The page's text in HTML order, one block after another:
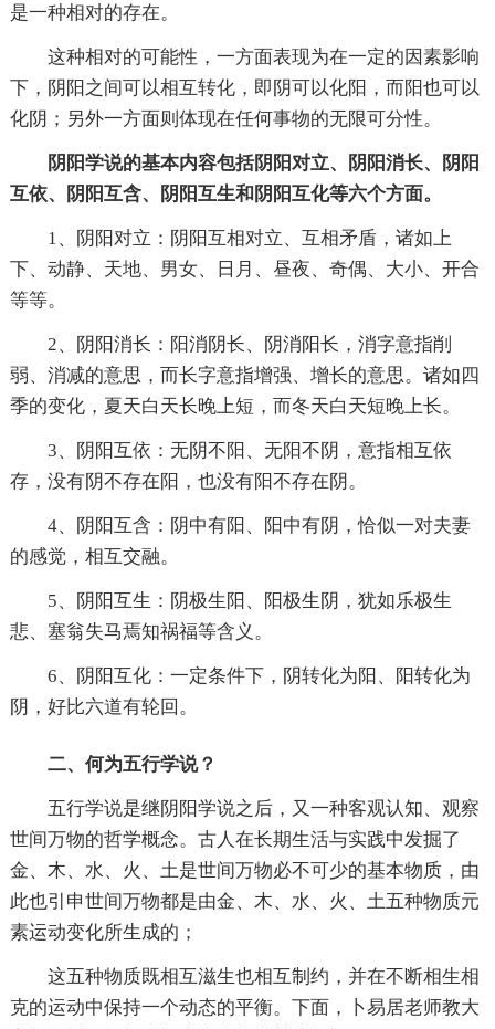
是一种相对的存在。
这种相对的可能性，一方面表现为在一定的因素影响
下，阴阳之间可以相互转化，即阴可以化阳，而阳也可以
化阴；另外一方面则体现在任何事物的无限可分性。
阴阳学说的基本内容包括阴阳对立、阴阳消长、阴阳
互依、阴阳互含、阴阳互生和阴阳互化等六个方面。
1、阴阳对立：阴阳互相对立、互相矛盾，诸如上
下、动静、天地、男女、日月、昼夜、奇偶、大小、开合
等等。
2、阴阳消长：阳消阴长、阴消阳长，消字意指削
弱、消减的意思，而长字意指增强、增长的意思。诸如四
季的变化，夏天白天长晚上短，而冬天白天短晚上长。
3、阴阳互依：无阴不阳、无阳不阴，意指相互依
存，没有阴不存在阳，也没有阳不存在阴。
4、阴阳互含：阴中有阳、阳中有阴，恰似一对夫妻
的感觉，相互交融。
5、阴阳互生：阴极生阳、阳极生阴，犹如乐极生
悲、塞翁失马焉知祸福等含义。
6、阴阳互化：一定条件下，阴转化为阳、阳转化为
阴，好比六道有轮回。
二、何为五行学说？
五行学说是继阴阳学说之后，又一种客观认知、观察
世间万物的哲学概念。古人在长期生活与实践中发掘了
金、木、水、火、土是世间万物必不可少的基本物质，由
此也引申世间万物都是由金、木、水、火、土五种物质元
素运动变化所生成的；
这五种物质既相互滋生也相互制约，并在不断相生相
克的运动中保持一个动态的平衡。下面，卜易居老师教大